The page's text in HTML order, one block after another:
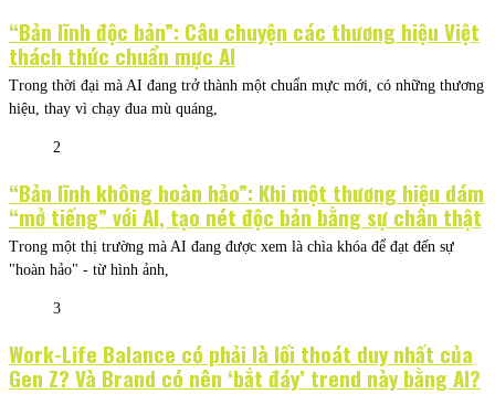
“Bản lĩnh độc bản”: Câu chuyện các thương hiệu Việt
thách thức chuẩn mực AI
Trong thời đại mà AI đang trở thành một chuẩn mực mới, có những thương
hiệu, thay vì chạy đua mù quáng,
2
“Bản lĩnh không hoàn hảo”: Khi một thương hiệu dám
“mở tiếng” với AI, tạo nét độc bản bằng sự chân thật
Trong một thị trường mà AI đang được xem là chìa khóa để đạt đến sự
"hoàn hảo" - từ hình ảnh,
3
Work-Life Balance có phải là lối thoát duy nhất của
Gen Z? Và Brand có nên ‘bắt đáy’ trend này bằng AI?